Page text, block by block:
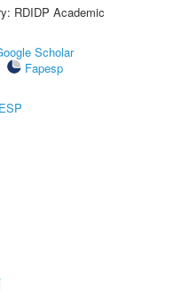
RDIDP Academic
Scholar
Fapesp